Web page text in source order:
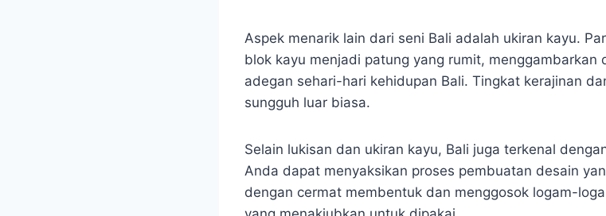
Aspek menarik lain dari seni Bali adalah ukiran kayu.
blok kayu menjadi patung yang rumit,
adegan sehari-hari kehidupan Bali. Tingkat kerajinan
sungguh luar biasa.
Selain lukisan dan ukiran kayu, Bali juga terkenal
Anda dapat menyaksikan proses pembuatan desain
dengan cermat membentuk dan menggosok logam-